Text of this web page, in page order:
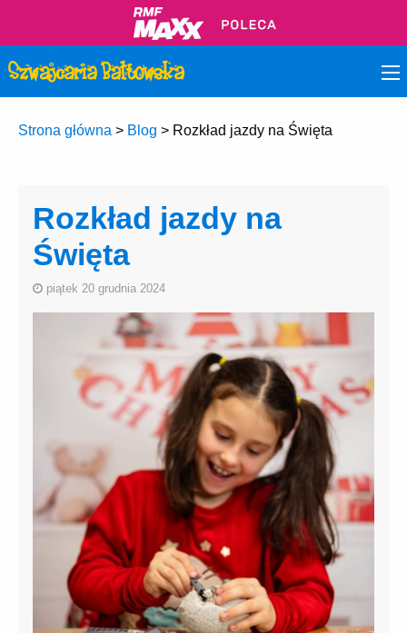
Strona główna > Blog > Rozkład jazdy na Święta
Rozkład jazdy na
Święta
piątek 20 grudnia 2024